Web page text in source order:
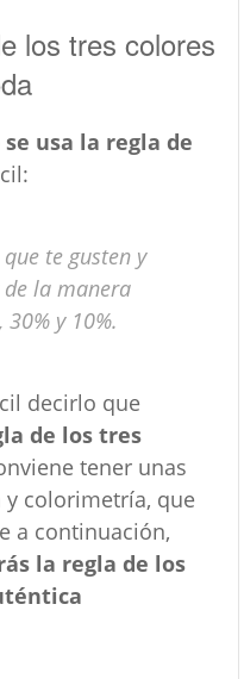
los tres colores
usa la regla de
te gusten y
la manera
y 10%.
decirlo que
de los tres
tener unas
y colorimetría, que
a continuación,
la regla de los